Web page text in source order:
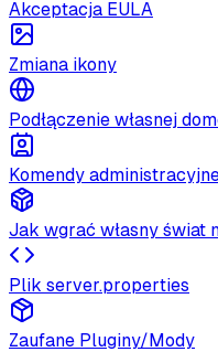
Akceptacja EULA
Zmiana ikony
Podłączenie własnej
Komendy
Jak wgrać własny świat
Plik server.properties
Zaufane Pluginy/Mody